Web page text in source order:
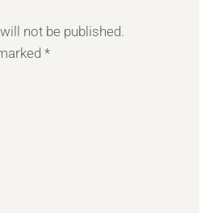
not be published.
*